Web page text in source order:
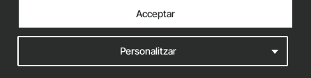
Personalitzar
Acceptar
iònic.web